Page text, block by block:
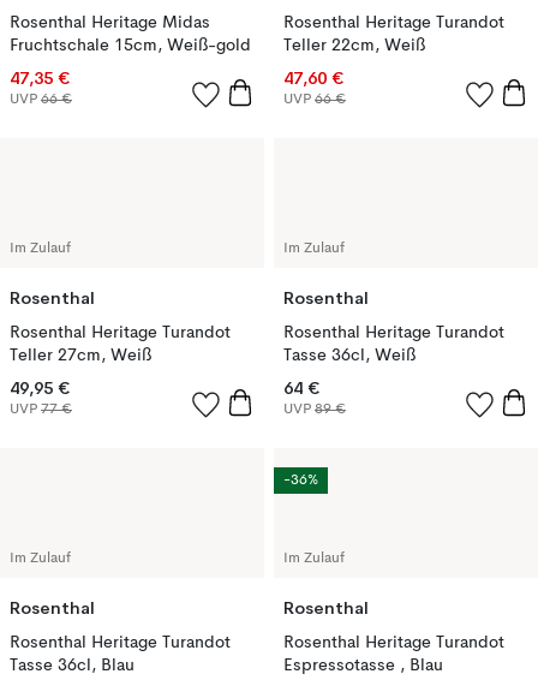
Rosenthal Heritage Midas
Fruchtschale 15cm, Weiß-gold
47,35 €
UVP 66 €
Rosenthal Heritage Turandot
Teller 22cm, Weiß
47,60 €
UVP 66 €
Im Zulauf
Rosenthal
Rosenthal Heritage Turandot
Teller 27cm, Weiß
49,95 €
UVP 77 €
Im Zulauf
Rosenthal
Rosenthal Heritage Turandot
Tasse 36cl, Weiß
64 €
UVP 89 €
Im Zulauf
Rosenthal
Rosenthal Heritage Turandot
Tasse 36cl, Blau
Im Zulauf
Rosenthal
Rosenthal Heritage Turandot
Espressotasse , Blau
-36%